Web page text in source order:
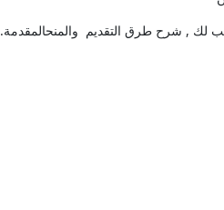
لك , شرح طرق التقديم والمنحالمقدمة.